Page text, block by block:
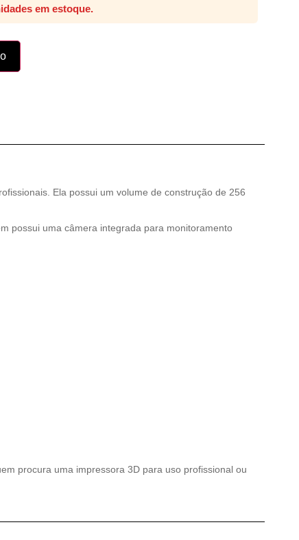
em estoque.
Ela possui um volume de construção de 256
possui uma câmera integrada para monitoramento
procura uma impressora 3D para uso profissional ou